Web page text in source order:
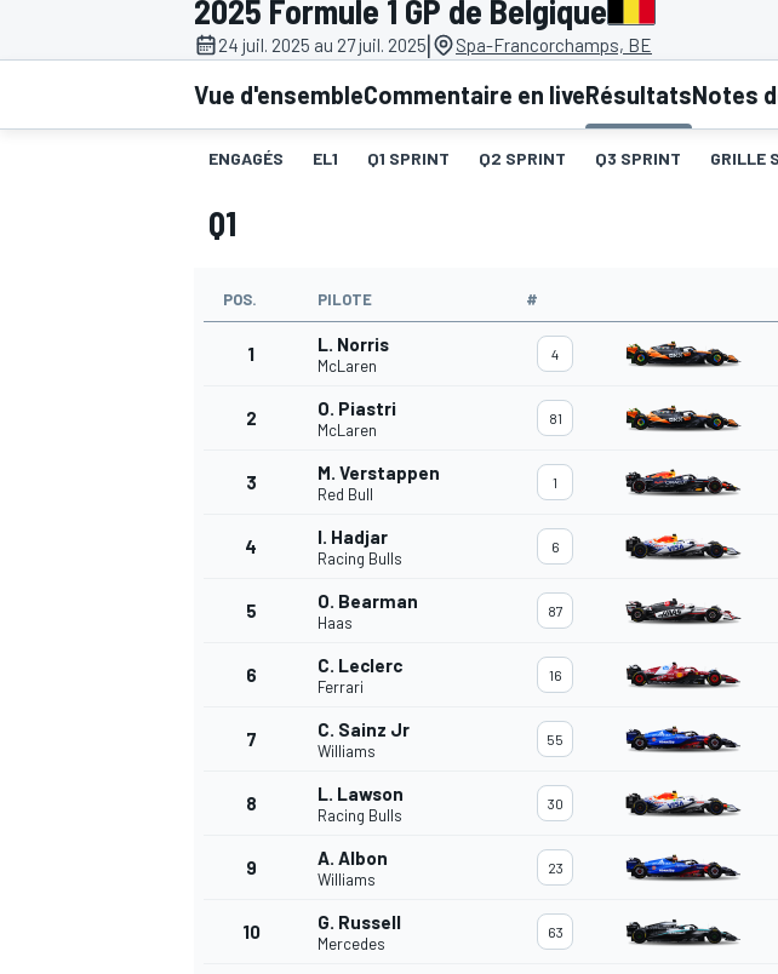
2025 Formule 1 GP de Belgique
24 juil. 2025 au 27 juil. 2025| Spa-Francorchamps, BE
Vue d'ensembleCommentaire en liveRésultatsNotes
ENGAGÉS EL1 Q1 SPRINT Q2 SPRINT Q3 SPRINT GRILLE
Q1
POS. PILOTE #
1 L. Norris
McLaren
4
2 O. Piastri
McLaren
81
3 M. Verstappen
Red Bull
1
4 I. Hadjar
Racing Bulls
6
5 O. Bearman
Haas
87
6 C. Leclerc
Ferrari
16
7 C. Sainz Jr
Williams
55
8 L. Lawson
Racing Bulls
30
9 A. Albon
Williams
23
10 G. Russell
Mercedes
63